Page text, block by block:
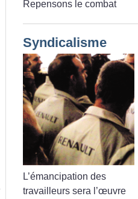
Repensons le combat
Syndicalisme
L’émancipation des
travailleurs sera l’œuvre